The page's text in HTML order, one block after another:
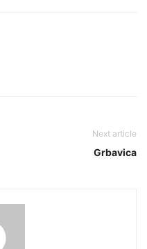
Next article
Grbavica